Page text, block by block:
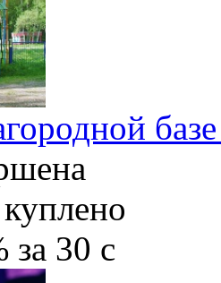
за 30 c